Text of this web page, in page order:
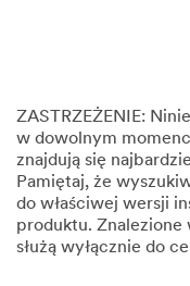
ZASTRZEŻENIE:
w dowolnym
znajdują się
Pamiętaj, że
do właściwej wersji
produktu. Znalezione
służą wyłącznie do